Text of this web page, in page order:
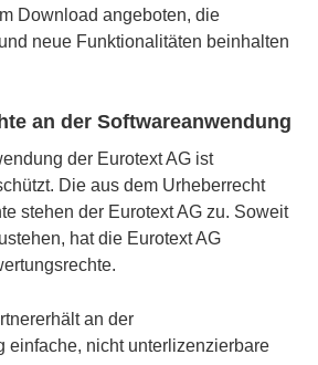
Download angeboten, die
neue Funktionalitäten beinhalten
an der Softwareanwendung
der Eurotext AG ist
Die aus dem Urheberrecht
stehen der Eurotext AG zu. Soweit
hat die Eurotext AG
an der
einfache, nicht unterlizenzierbare